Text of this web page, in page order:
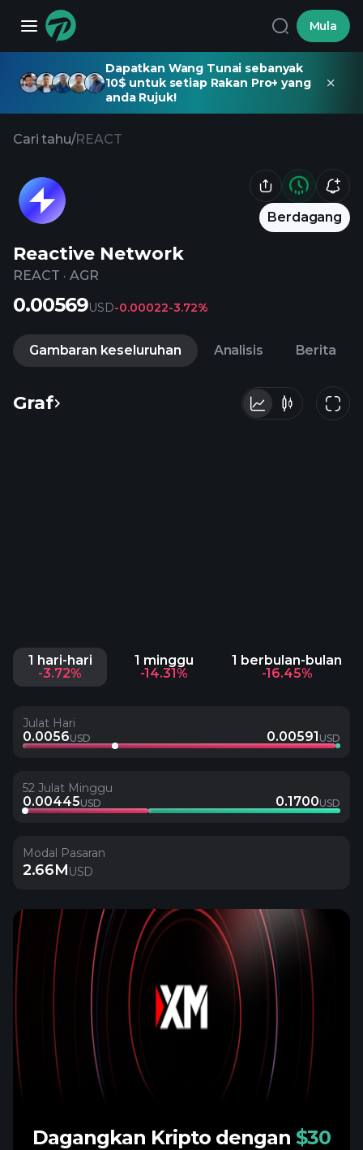
Mula
Dapatkan Wang Tunai sebanyak
10$ untuk setiap Rakan Pro+ yang
anda Rujuk!
Cari tahu/REACT
Berdagang
Reactive Network
REACT · AGR
0.00569USD-0.00022-3.72%
Gambaran keseluruhan Analisis Berita
Graf
1 hari-hari
-3.72%
1 minggu
-14.31%
1 berbulan-bulan
-16.45%
Julat Hari
0.0056USD 0.00591 USD
52 Julat Minggu
0.00445USD 0.1700USD
Modal Pasaran
2.66MUSD
Dagangkan Kripto dengan $30